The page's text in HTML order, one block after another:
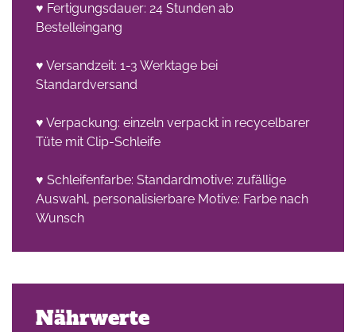
♥ Fertigungsdauer: 24 Stunden ab
Bestelleingang
♥ Versandzeit: 1-3 Werktage bei
Standardversand
♥ Verpackung: einzeln verpackt in recycelbarer
Tüte mit Clip-Schleife
♥ Schleifenfarbe: Standardmotive: zufällige
Auswahl, personalisierbare Motive: Farbe nach
Wunsch
Nährwerte